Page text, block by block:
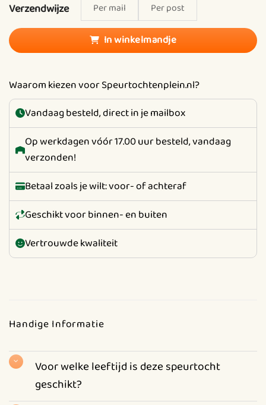
Verzendwijze Per mail Per post
In winkelmandje
Waarom kiezen voor Speurtochtenplein.nl?
Vandaag besteld, direct in je mailbox
Op werkdagen vóór 17.00 uur besteld, vandaag
verzonden!
Betaal zoals je wilt: voor- of achteraf
Geschikt voor binnen- en buiten
Vertrouwde kwaliteit
Handige Informatie
Voor welke leeftijd is deze speurtocht
geschikt?